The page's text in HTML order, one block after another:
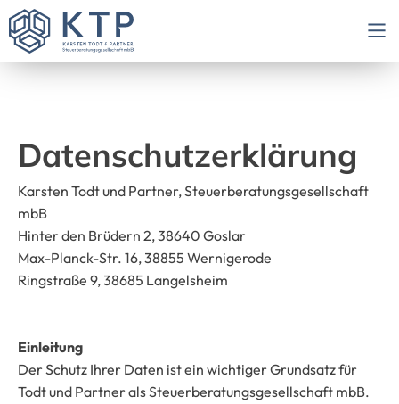
Datenschutzerklärung
Karsten Todt und Partner, Steuerberatungsgesellschaft
mbB
Hinter den Brüdern 2, 38640 Goslar
Max-Planck-Str. 16, 38855 Wernigerode
Ringstraße 9, 38685 Langelsheim
Einleitung
Der Schutz Ihrer Daten ist ein wichtiger Grundsatz für
Todt und Partner als Steuerberatungsgesellschaft mbB.